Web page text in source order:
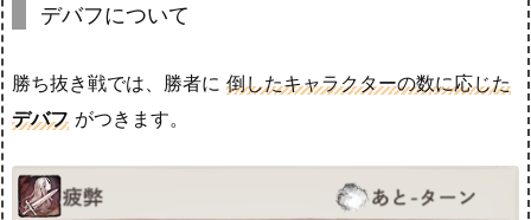
デバフについて
勝ち抜き戦では、勝者に 倒したキャラクターの数に応じた
デバフ がつきます。